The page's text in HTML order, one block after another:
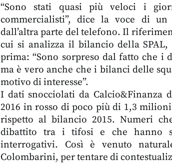
“Sono stati quasi più veloci i
commercialisti”, dice la voce di
dall’altra parte del telefono. Il
cui si analizza il bilancio della
prima: “Sono sorpreso dal fatto che i
ma è vero anche che i bilanci delle
motivo di interesse”.
I dati snocciolati da Calcio&Finanza
2016 in rosso di poco più di 1,3
rispetto al bilancio 2015. Numeri
dibattito tra i tifosi e che hanno
interrogativi. Così è venuto
Colombarini, per tentare di